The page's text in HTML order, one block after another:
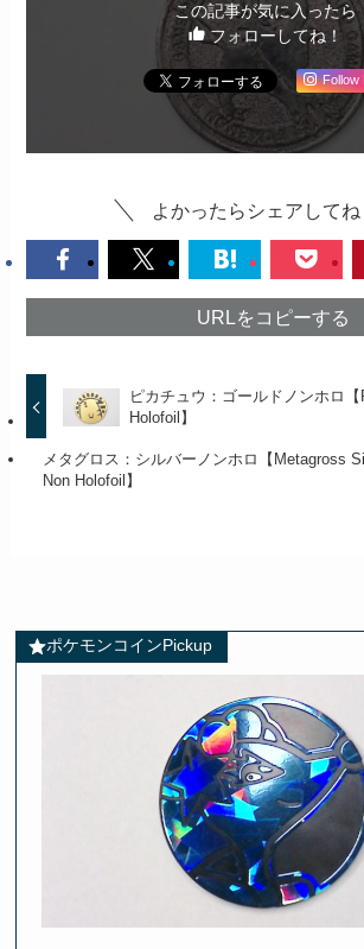
この記事が気に入ったら
フォローしてね！
Follow
よかったらシェアしてね
URLをコピーする
ピカチュウ：ゴールドノンホロ
Holofoil】
メタグロス：シルバーノンホロ【Metagross
Non Holofoil】
ポケモンコインPickup